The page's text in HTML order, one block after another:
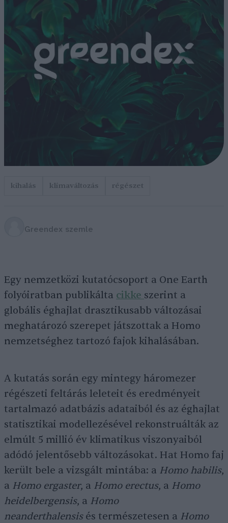
kihalás klímaváltozás régészet
Greendex szemle
Egy nemzetközi kutatócsoport a One Earth
folyóiratban publikálta cikke szerint a
globális éghajlat drasztikusabb változásai
meghatározó szerepet játszottak a Homo
nemzetséghez tartozó fajok kihalásában.
A kutatás során egy mintegy háromezer
régészeti feltárás leleteit és eredményeit
tartalmazó adatbázis adataiból és az éghajlat
statisztikai modellezésével rekonstruálták az
elmúlt 5 millió év klimatikus viszonyaiból
adódó jelentősebb változásokat. Hat Homo faj
került bele a vizsgált mintába: a Homo habilis,
a Homo ergaster, a Homo erectus, a Homo
heidelbergensis, a Homo
neanderthalensisés természetesen a Homo